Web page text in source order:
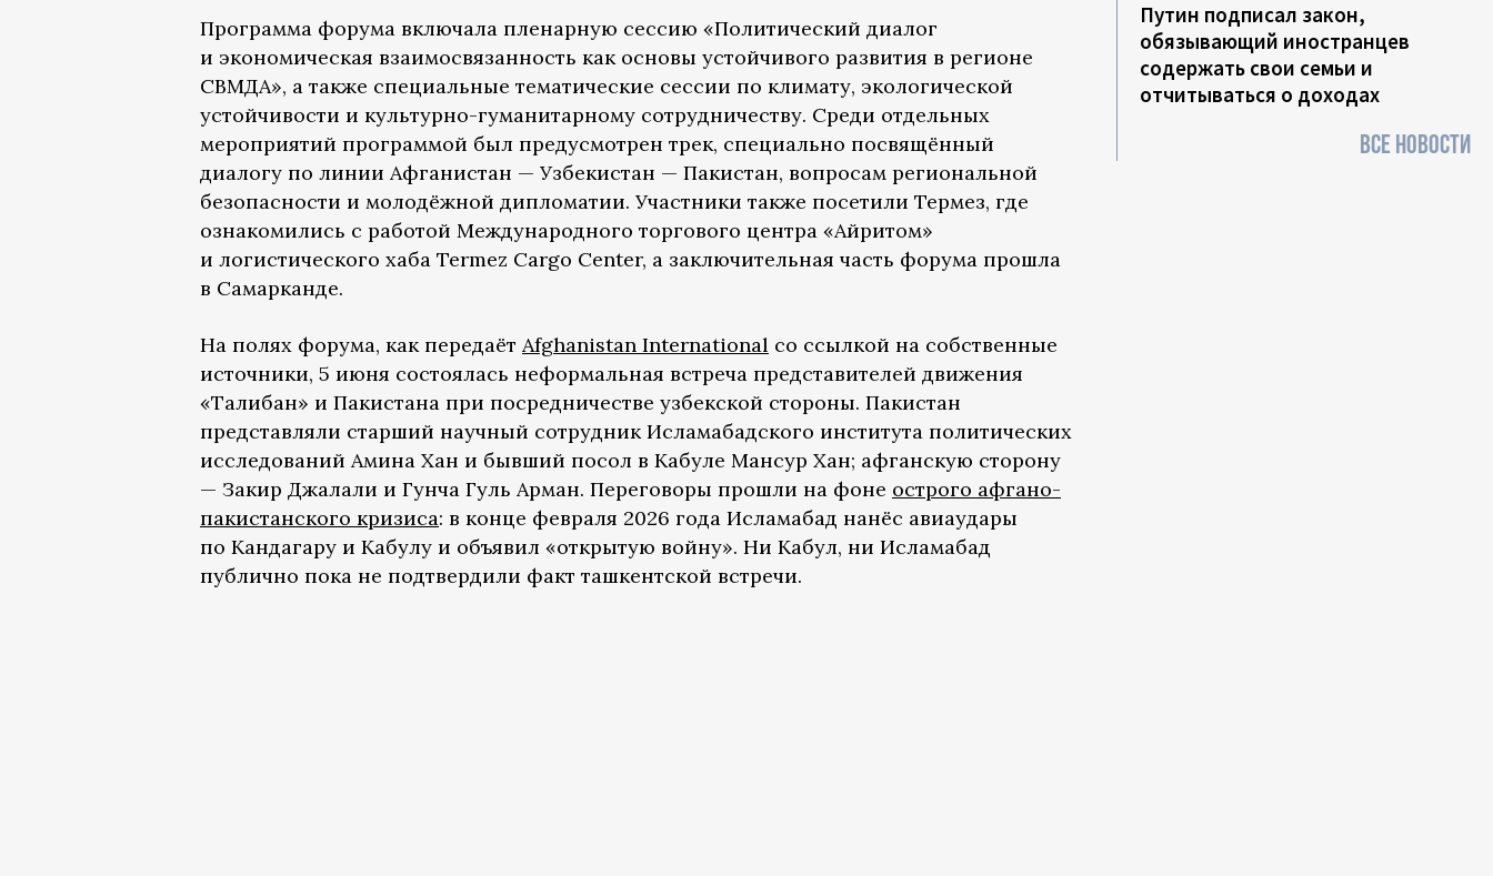
Программа форума включала пленарную сессию «Политический диалог
и экономическая взаимосвязанность как основы устойчивого развития в регионе
СВМДА», а также специальные тематические сессии по климату, экологической
устойчивости и культурно-гуманитарному сотрудничеству. Среди отдельных
мероприятий программой был предусмотрен трек, специально посвящённый
диалогу по линии Афганистан — Узбекистан — Пакистан, вопросам региональной
безопасности и молодёжной дипломатии. Участники также посетили Термез, где
ознакомились с работой Международного торгового центра «Айритом»
и логистического хаба Termez Cargo Center, а заключительная часть форума прошла
в Самарканде.
На полях форума, как передаёт Afghanistan International со ссылкой на собственные
источники, 5 июня состоялась неформальная встреча представителей движения
«Талибан» и Пакистана при посредничестве узбекской стороны. Пакистан
представляли старший научный сотрудник Исламабадского института политических
исследований Амина Хан и бывший посол в Кабуле Мансур Хан; афганскую сторону
— Закир Джалали и Гунча Гуль Арман. Переговоры прошли на фоне острого афгано-
пакистанского кризиса: в конце февраля 2026 года Исламабад нанёс авиаудары
по Кандагару и Кабулу и объявил «открытую войну». Ни Кабул, ни Исламабад
публично пока не подтвердили факт ташкентской встречи.
Путин подписал закон,
обязывающий иностранцев
содержать свои семьи и
отчитываться о доходах
ВСЕ НОВОСТИ